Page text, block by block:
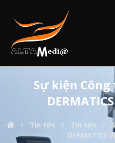
Sự kiện Công
Tin tức Tin tức
DERMATICS